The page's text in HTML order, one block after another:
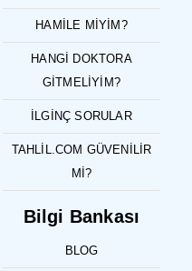
HAMILE MIYIM?
HANGI DOKTORA
GITMELIYIM?
İLGINÇ SORULAR
TAHLIL.COM GÜVENILIR
MI?
Bilgi Bankası
BLOG